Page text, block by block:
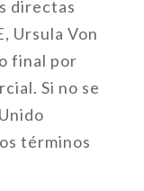
directas
Ursula Von
final por
Si no se
términos